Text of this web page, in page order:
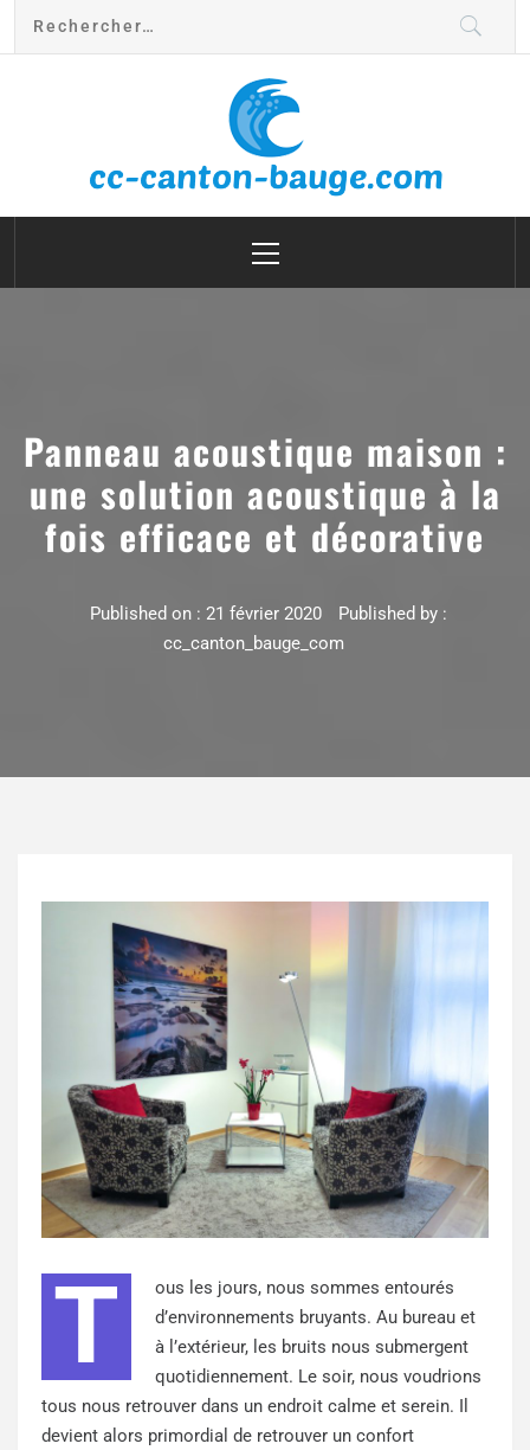
cc canton bauge
Panneau acoustique maison :
une solution acoustique à la
fois efficace et décorative
Published on : 21 février 2020
Published by :
cc_canton_bauge_com
T
ous les jours, nous sommes entourés
d’environnements bruyants. Au bureau et
à l’extérieur, les bruits nous submergent
quotidiennement. Le soir, nous voudrions
tous nous retrouver dans un endroit calme et serein. Il
devient alors primordial de retrouver un confort